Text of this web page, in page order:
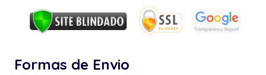
Formas de Envio